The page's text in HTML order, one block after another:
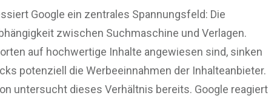
Google ein zentrales Spannungsfeld: Die
zwischen Suchmaschine und Verlagen.
auf hochwertige Inhalte angewiesen sind, sinken
potenziell die Werbeeinnahmen der Inhalteanbieter.
untersucht dieses Verhältnis bereits. Google reagiert